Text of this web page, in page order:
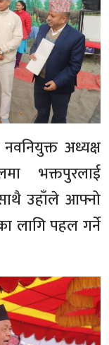
अध्यक्ष
भक्तपुरलाई
उहाँले आफ्नो
लागि पहल गर्ने